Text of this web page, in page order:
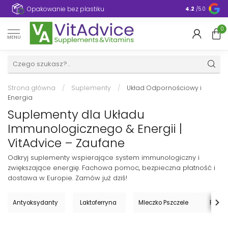
Opakowanie bez plastiku 4.2 /5.0
MENU
0
Strona główna / Suplementy /
Układ Odpornościowy i
Energia
Suplementy dla Układu
Immunologicznego & Energii |
VitAdvice – Zaufane
Odkryj suplementy wspierające system immunologiczny i
zwiększające energię. Fachowa pomoc, bezpieczna płatność i
dostawa w Europie. Zamów już dziś!
Antyoksydanty Laktoferryna Mleczko Pszczele